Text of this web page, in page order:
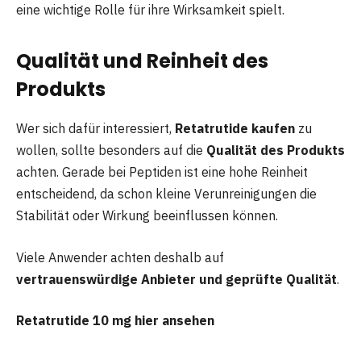
eine wichtige Rolle für ihre Wirksamkeit spielt.
Qualität und Reinheit des
Produkts
Wer sich dafür interessiert, Retatrutide kaufen zu
wollen, sollte besonders auf die Qualität des Produkts
achten. Gerade bei Peptiden ist eine hohe Reinheit
entscheidend, da schon kleine Verunreinigungen die
Stabilität oder Wirkung beeinflussen können.
Viele Anwender achten deshalb auf
vertrauenswürdige Anbieter und geprüfte Qualität.
Retatrutide 10 mg hier ansehen